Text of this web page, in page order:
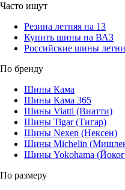
Часто ищут
Резина летняя на 13
Купить шины на ВАЗ
Российские шины
По бренду
Шины Кама
Шины Кама 365
Шины Viatti (Виатти)
Шины Tigar (Тигар)
Шины Nexen (Нексен)
Шины Michelin
Шины Yokohama
По размеру